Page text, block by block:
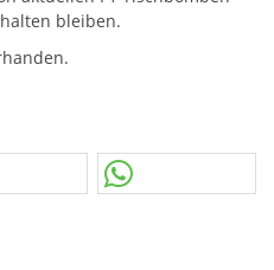
bleiben.